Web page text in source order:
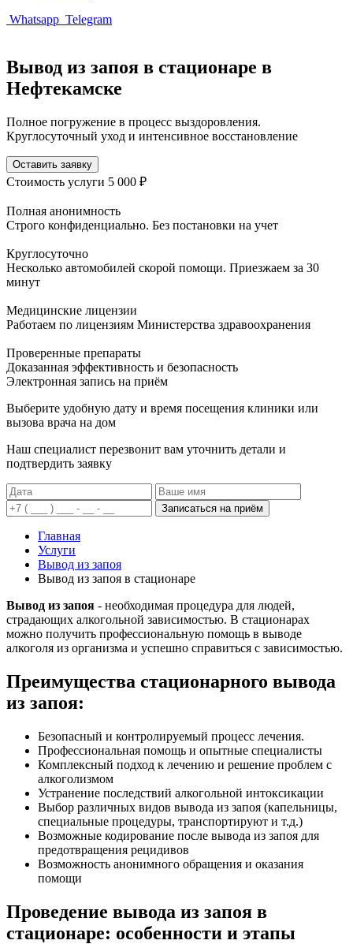
Whatsapp Telegram
Вывод из запоя в стационаре в
Нефтекамске
Полное погружение в процесс выздоровления.
Круглосуточный уход и интенсивное восстановление
Оставить заявку
Стоимость услуги 5 000 ₽
Полная анонимность
Строго конфиденциально. Без постановки на учет
Круглосуточно
Несколько автомобилей скорой помощи. Приезжаем за 30
минут
Медицинские лицензии
Работаем по лицензиям Министерства здравоохранения
Проверенные препараты
Доказанная эффективность и безопасность
Электронная запись на приём
Выберите удобную дату и время посещения клиники или
вызова врача на дом
Наш специалист перезвонит вам уточнить детали и
подтвердить заявку
Записаться на приём
Главная
Услуги
Вывод из запоя
Вывод из запоя в стационаре
Вывод из запоя - необходимая процедура для людей,
страдающих алкогольной зависимостью. В стационарах
можно получить профессиональную помощь в выводе
алкоголя из организма и успешно справиться с зависимостью.
Преимущества стационарного вывода
из запоя:
Безопасный и контролируемый процесс лечения.
Профессиональная помощь и опытные специалисты
Комплексный подход к лечению и решение проблем с
алкоголизмом
Устранение последствий алкогольной интоксикации
Выбор различных видов вывода из запоя (капельницы,
специальные процедуры, транспортируют и т.д.)
Возможные кодирование после вывода из запоя для
предотвращения рецидивов
Возможность анонимного обращения и оказания
помощи
Проведение вывода из запоя в
стационаре: особенности и этапы